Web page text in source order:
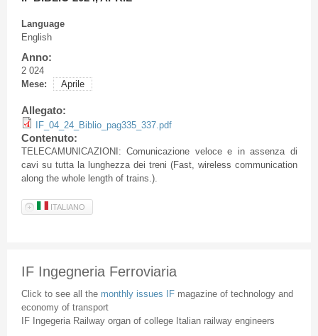
Language
English
Anno:
2 024
Mese:
Aprile
Allegato:
IF_04_24_Biblio_pag335_337.pdf
Contenuto:
TELECAMUNICAZIONI: Comunicazione veloce e in assenza di
cavi su tutta la lunghezza dei treni (Fast, wireless communication
along the whole length of trains.).
ITALIANO
IF Ingegneria Ferroviaria
Click to see all the monthly issues IF magazine of technology and
economy of transport
IF Ingegeria Railway organ of college Italian railway engineers